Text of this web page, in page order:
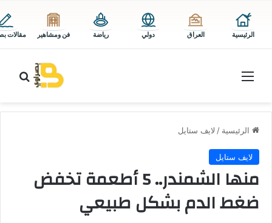
الرئيسية العراق دولي رياضة فن ومشاهير مقالات
القائمة
الرئيسية / لايف ستايل
لايف ستايل
منها الشمندر.. 5 أطعمة تخفض
ضغط الدم بشكل طبيعي